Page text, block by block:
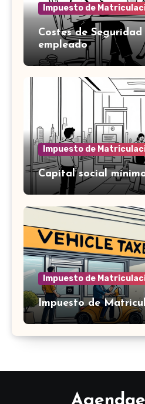
Impuesto de
Costes de
empleado
Impuesto de
Capital social
Impuesto de
Impuesto de